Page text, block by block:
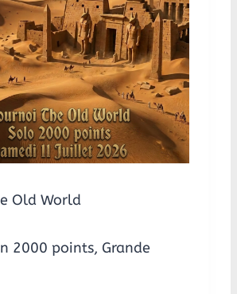
Old World
2000 points, Grande